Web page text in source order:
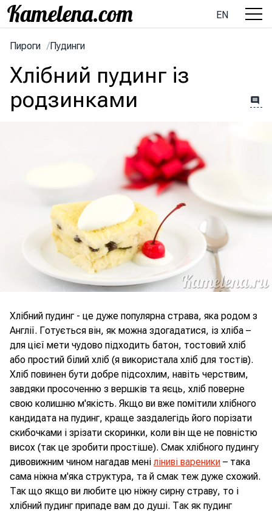
EN
Пироги /Пудинги
Хлібний пудинг із
родзинками
Хлібний пудинг - це дуже популярна страва, яка родом з
Англії. Готується він, як можна здогадатися, із хліба –
для цієї мети чудово підходить батон, тостовий хліб
або простий білий хліб (я використала хліб для тостів).
Хліб повинен бути добре підсохлим, навіть черствим,
завдяки просоченню з вершків та яєць, хліб поверне
свою колишню м'якість. Якщо ви вже помітили хлібного
кандидата на пудинг, краще заздалегідь його порізати
скибочками і зрізати скоринки, коли він ще не повністю
висох (так це зробити простіше). Смак хлібного пудингу
дивовижним чином нагадав мені ліниві вареники – така
сама ніжна м'яка структура, та й смак теж дуже схожий.
Так що якщо ви любите цю ніжну сирну страву, то і
хлібний пудинг припаде вам до душі. Так як пудинг